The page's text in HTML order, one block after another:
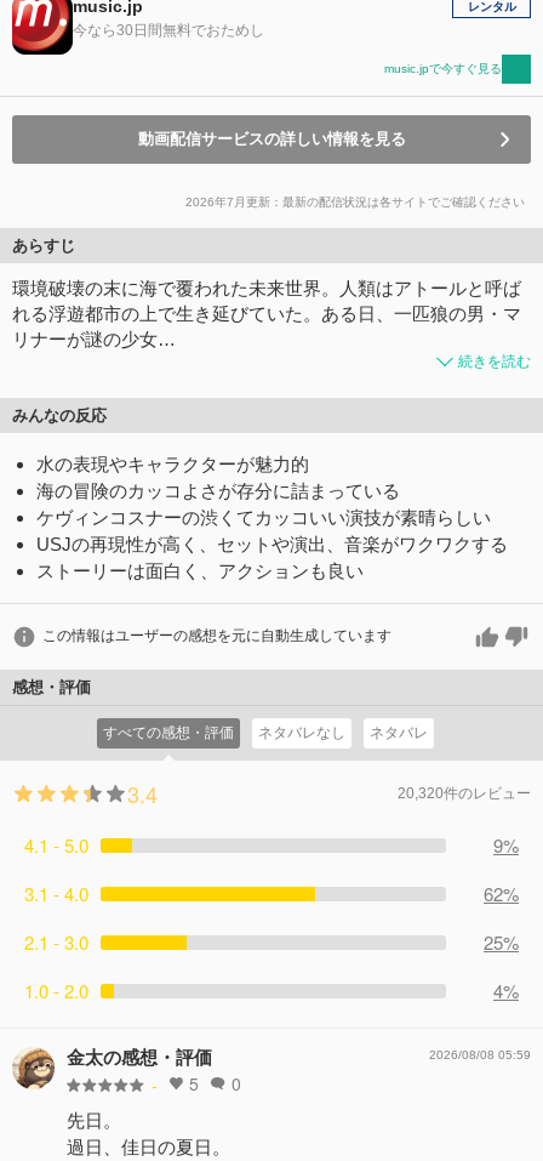
music.jp
今なら30日間無料でおためし
レンタル
music.jpで今すぐ見る
動画配信サービスの詳しい情報を見る
2026年7月更新：最新の配信状況は各サイトでご確認ください
あらすじ
環境破壊の末に海で覆われた未来世界。人類はアトールと呼ば
れる浮遊都市の上で生き延びていた。ある日、一匹狼の男・マ
リナーが謎の少女…
続きを読む
みんなの反応
水の表現やキャラクターが魅力的
海の冒険のカッコよさが存分に詰まっている
ケヴィンコスナーの渋くてカッコいい演技が素晴らしい
USJの再現性が高く、セットや演出、音楽がワクワクする
ストーリーは面白く、アクションも良い
この情報はユーザーの感想を元に自動生成しています
感想・評価
すべての感想・評価 ネタバレなし ネタバレ
3.4 20,320件のレビュー
4.1 - 5.0
9%
3.1 - 4.0
62%
2.1 - 3.0
25%
1.0 - 2.0
4%
金太の感想・評価
- 5 0
2026/08/08 05:59
先日。
過日、佳日の夏日。